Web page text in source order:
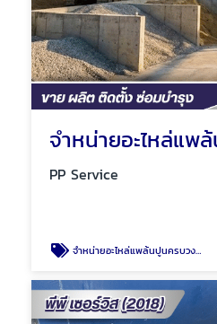
PP Service
จำหน่ายอะไหล่แพล้นปูนครบวงจร